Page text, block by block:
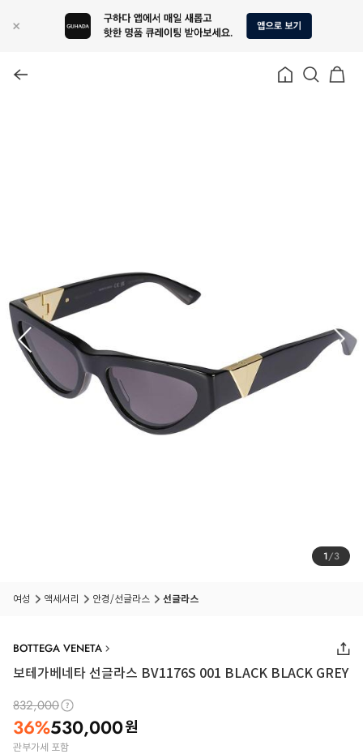
1/3
여성 액세서리 안경/선글라스 선글라스
BOTTEGA VENETA
보테가베네타 선글라스 BV1176S 001 BLACK BLACK GREY
832,000
36%530,000원
관부가세 포함